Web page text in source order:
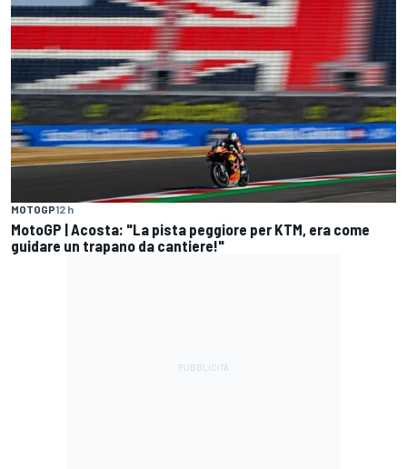
MOTOGP12 h
MotoGP | Acosta: "La pista peggiore per KTM, era come
guidare un trapano da cantiere!"